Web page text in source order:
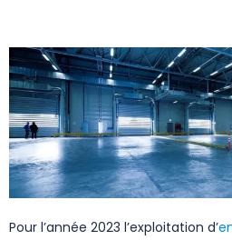
Pour l’année 2023 l’exploitation d’